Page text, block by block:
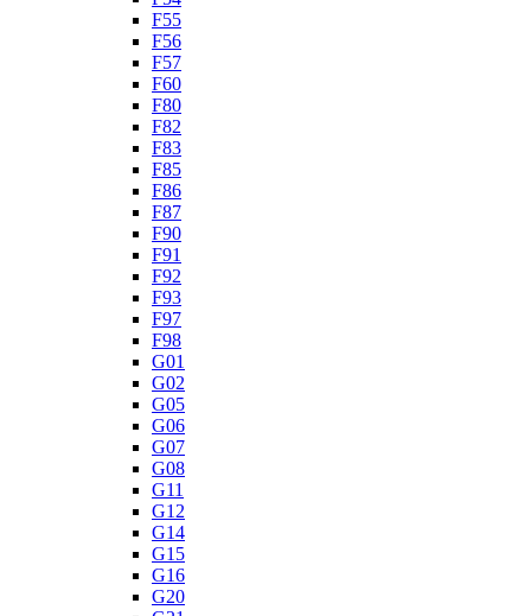
F55
F56
F57
F60
F80
F82
F83
F85
F86
F87
F90
F91
F92
F93
F97
F98
G01
G02
G05
G06
G07
G08
G11
G12
G14
G15
G16
G20